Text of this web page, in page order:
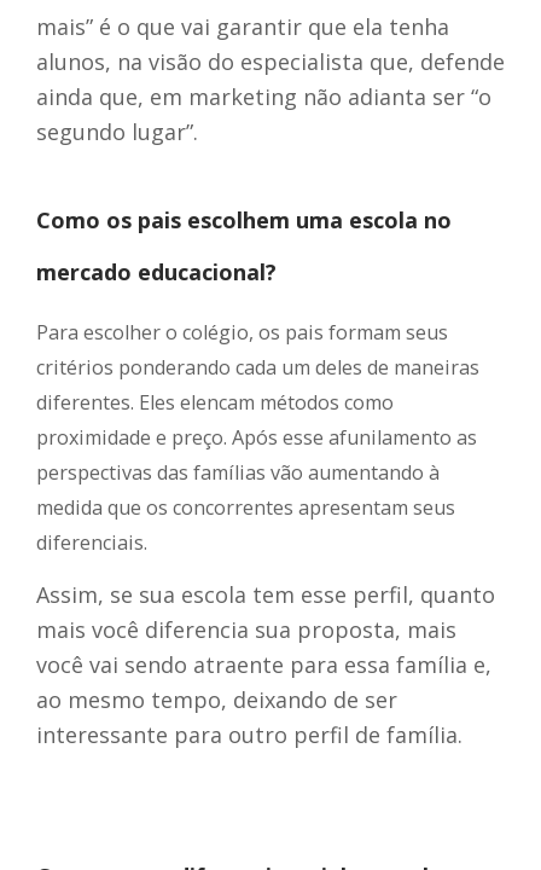
mais” é o que vai garantir que ela tenha
alunos, na visão do especialista que, defende
ainda que, em marketing não adianta ser “o
segundo lugar”.
Como os pais escolhem uma escola no
mercado educacional?
Para escolher o colégio, os pais formam seus
critérios ponderando cada um deles de maneiras
diferentes. Eles elencam métodos como
proximidade e preço. Após esse afunilamento as
perspectivas das famílias vão aumentando à
medida que os concorrentes apresentam seus
diferenciais.
Assim, se sua escola tem esse perfil, quanto
mais você diferencia sua proposta, mais
você vai sendo atraente para essa família e,
ao mesmo tempo, deixando de ser
interessante para outro perfil de família.